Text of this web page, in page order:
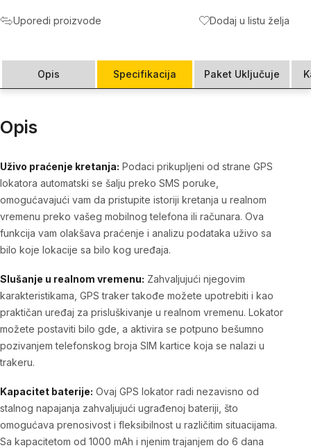
Uporedi proizvode Dodaj u listu želja
Opis Specifikacija Paket Uključuje
Opis
Uživo praćenje kretanja: Podaci prikupljeni od strane GPS
lokatora automatski se šalju preko SMS poruke,
omogućavajući vam da pristupite istoriji kretanja u realnom
vremenu preko vašeg mobilnog telefona ili računara. Ova
funkcija vam olakšava praćenje i analizu podataka uživo sa
bilo koje lokacije sa bilo kog uređaja.
Slušanje u realnom vremenu: Zahvaljujući njegovim
karakteristikama, GPS traker takođe možete upotrebiti i kao
praktičan uređaj za prisluškivanje u realnom vremenu. Lokator
možete postaviti bilo gde, a aktivira se potpuno bešumno
pozivanjem telefonskog broja SIM kartice koja se nalazi u
trakeru.
Kapacitet baterije: Ovaj GPS lokator radi nezavisno od
stalnog napajanja zahvaljujući ugrađenoj bateriji, što
omogućava prenosivost i fleksibilnost u različitim situacijama.
Sa kapacitetom od 1000 mAh i njenim trajanjem do 6 dana